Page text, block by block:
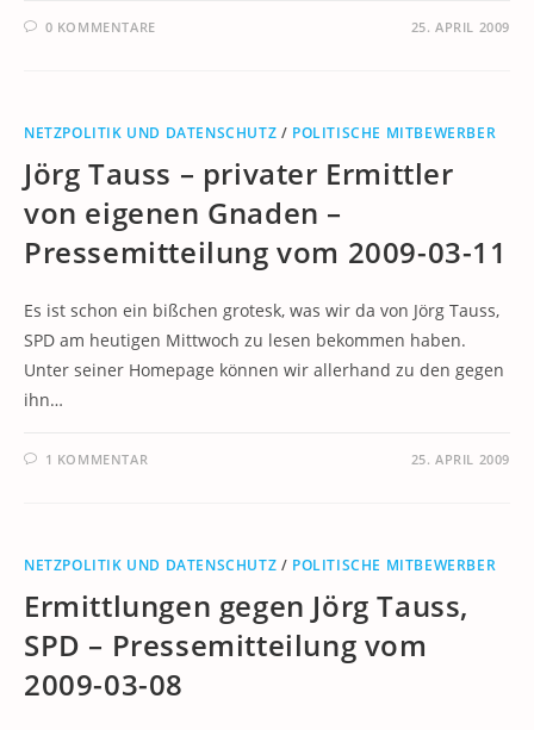
0 KOMMENTARE 25. APRIL 2009
NETZPOLITIK UND DATENSCHUTZ / POLITISCHE MITBEWERBER
Jörg Tauss – privater Ermittler
von eigenen Gnaden –
Pressemitteilung vom 2009-03-11
Es ist schon ein bißchen grotesk, was wir da von Jörg Tauss,
SPD am heutigen Mittwoch zu lesen bekommen haben.
Unter seiner Homepage können wir allerhand zu den gegen
ihn…
1 KOMMENTAR 25. APRIL 2009
NETZPOLITIK UND DATENSCHUTZ / POLITISCHE MITBEWERBER
Ermittlungen gegen Jörg Tauss,
SPD – Pressemitteilung vom
2009-03-08